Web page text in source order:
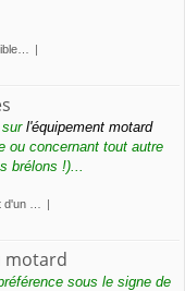
sur l'équipement motard
ou concernant tout autre
brélons !)...
d'un …
motard
préférence sous le signe de